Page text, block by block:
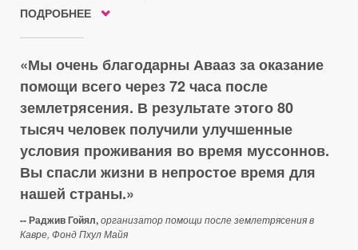
ПОДРОБНЕЕ
Мы очень благодарны Авааз за оказание
помощи всего через 72 часа после
землетрясения. В результате этого 80
тысяч человек получили улучшенные
условия проживания во время муссоннов.
Вы спасли жизни в непростое время для
нашей страны.
-- Раджив Гойял,организатор помощи после землетрясения в
Кавре, Фонд Пхул Майя